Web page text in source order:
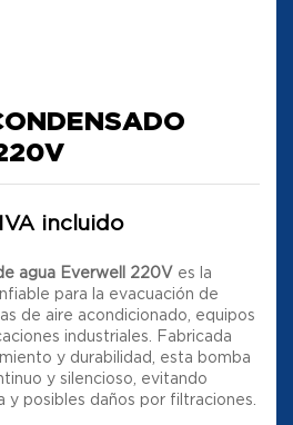
IVA incluido
agua Everwell 220V es la
para la evacuación de
de aire acondicionado, equipos
industriales. Fabricada
y durabilidad, esta bomba
y silencioso, evitando
y posibles daños por filtraciones.